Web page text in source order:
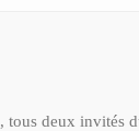
deux